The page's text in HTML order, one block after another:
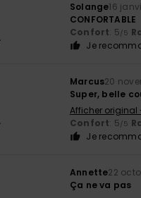
Solange16
CONFORTABLE
Confort: 5/5
Je
Marcus20
Super, belle
Afficher original
Confort: 5/5
Je
Annette22
Ça ne va pas